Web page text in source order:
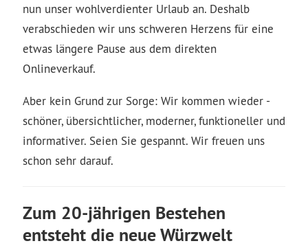
nun unser wohlverdienter Urlaub an. Deshalb
verabschieden wir uns schweren Herzens für eine
etwas längere Pause aus dem direkten
Onlineverkauf.
Aber kein Grund zur Sorge: Wir kommen wieder -
schöner, übersichtlicher, moderner, funktioneller und
informativer. Seien Sie gespannt. Wir freuen uns
schon sehr darauf.
Zum 20-jährigen Bestehen
entsteht die neue Würzwelt